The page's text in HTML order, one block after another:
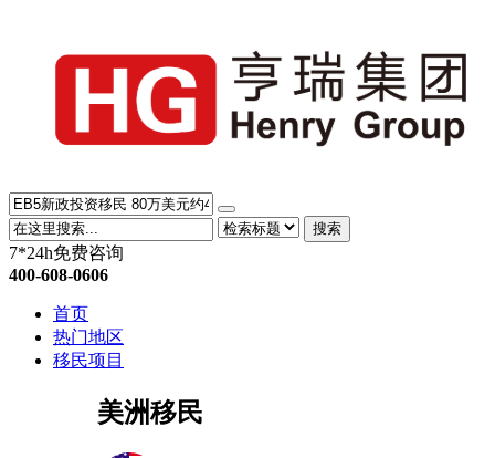
搜索
7*24h免费咨询
400-608-0606
首页
热门地区
移民项目
美洲移民